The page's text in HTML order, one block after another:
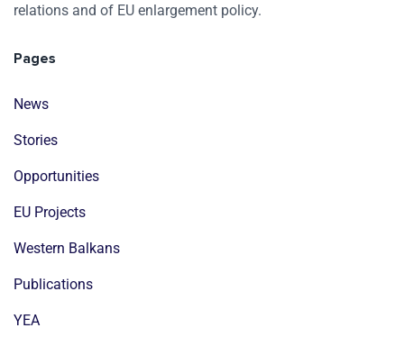
relations and of EU enlargement policy.
Pages
News
Stories
Opportunities
EU Projects
Western Balkans
Publications
YEA